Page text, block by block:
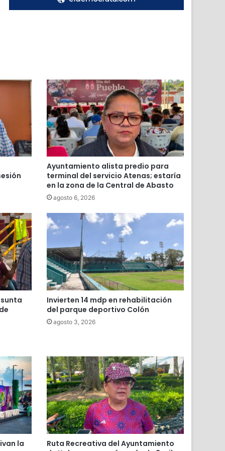
Ayuntamiento alista predio para
terminal del servicio Atenas; estaría
en la zona de la Central de Abasto
agosto 6, 2026
Invierten 14 mdp en rehabilitación
del parque deportivo Colón
agosto 3, 2026
la
Ruta Recreativa del Ayuntamiento